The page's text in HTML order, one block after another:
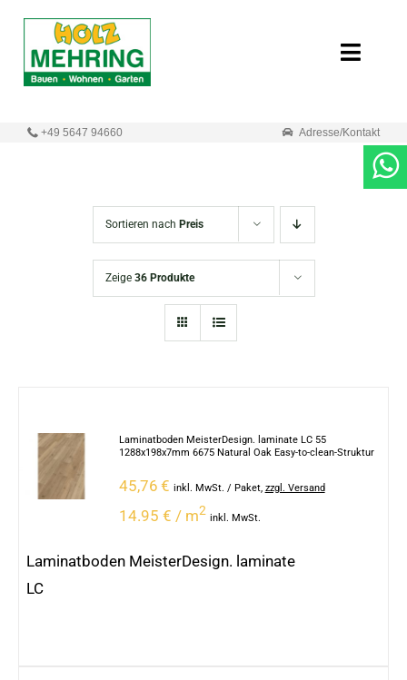
springen
Toggle
+49 5647 94660 Adresse/Kontakt
Sortieren nach Preis
Zeige 36 Produkte
Laminatboden MeisterDesign. laminate LC 55
1288x198x7mm 6675 Natural Oak Easy-to-clean-Struktur
45,76 € inkl. MwSt. / Paket, zzgl. Versand
14.95 € / m2
inkl. MwSt.
Laminatboden MeisterDesign. laminate
LC